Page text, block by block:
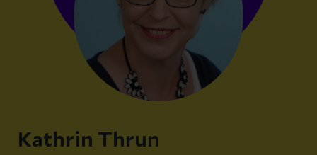
Kathrin Thrun